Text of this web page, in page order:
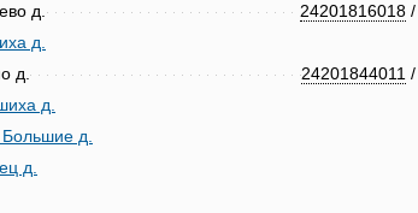
24201816018 /
д.
д.
24201844011 /
д.
д.
д.
д.